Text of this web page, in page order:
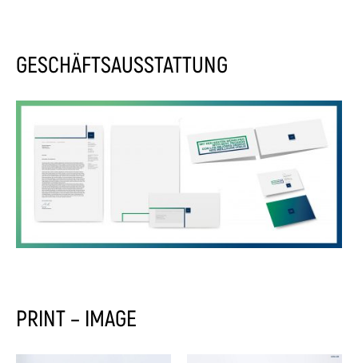
GESCHÄFTSAUSSTATTUNG
PRINT – IMAGE